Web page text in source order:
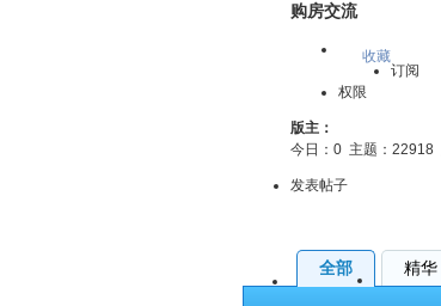
购房交流
收藏
订阅
权限
版主：
今日： 0 主题： 22918
发表帖子
全部 精华